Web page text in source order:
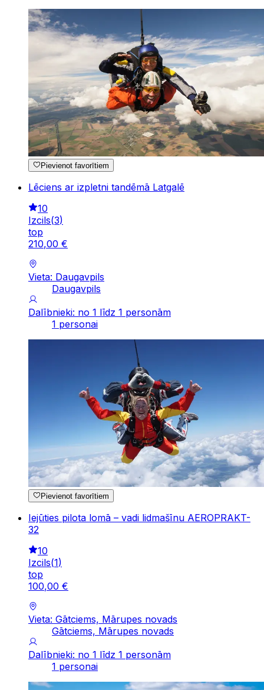
Pievienot favorītiem
Lēciens ar izpletni tandēmā Latgalē
10
Izcils(3)
top
210,00 €
Vieta: Daugavpils
Daugavpils
Dalībnieki: no 1 līdz 1 personām
1 personai
Pievienot favorītiem
Iejūties pilota lomā – vadi lidmašīnu AEROPRAKT-
32
10
Izcils(1)
top
100,00 €
Vieta: Gātciems, Mārupes novads
Gātciems, Mārupes novads
Dalībnieki: no 1 līdz 1 personām
1 personai